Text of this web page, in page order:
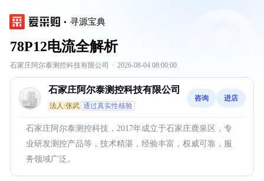
寻源宝典
78P12电流全解析
石家庄阿尔泰测控科技有限公司 · 2026-08-04 08:00:00
石家庄阿尔泰测控科技有限公司
法人:张武 通过真实性核验
咨询 进店
石家庄阿尔泰测控科技，2017年成立于石家庄鹿泉区，专
业研发测控产品等，技术精湛，经验丰富，权威可靠，服
务领域广泛。